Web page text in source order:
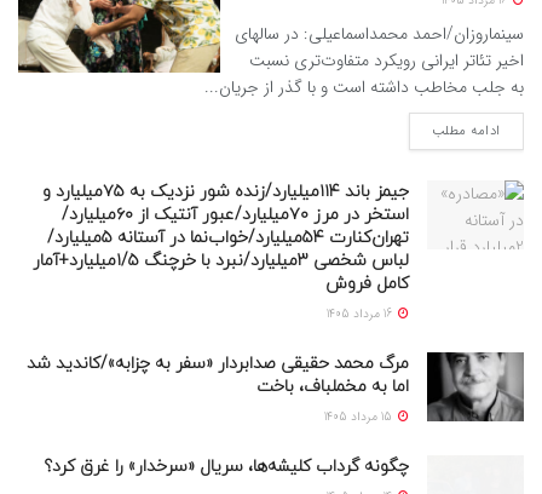
سینماروزان/احمد محمداسماعیلی: در سالهای
اخیر تئاتر ایرانی رویکرد متفاوت‌تری نسبت
به جلب مخاطب داشته است و با گذر از جریان...
ادامه مطلب
جیمز باند ۱۱۴میلیارد/زنده شور نزدیک به ۷۵میلیارد و
استخر در مرز ۷۰میلیارد/عبور آنتیک از ۶۰میلیارد/
تهران‌کنارت ۵۴میلیارد/خواب‌نما در آستانه ۵میلیارد/
لباس شخصی ۳میلیارد/نبرد با خرچنگ ۱/۵میلیارد+آمار
کامل فروش
مرگ محمد حقیقی صدابردار «سفر به چزابه»/کاندید شد
اما به مخملباف، باخت
چگونه گرداب کلیشه‌ها، سریال «سرخدار» را غرق کرد؟